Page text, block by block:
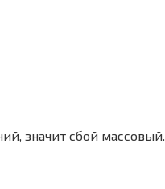
значит сбой массовый.